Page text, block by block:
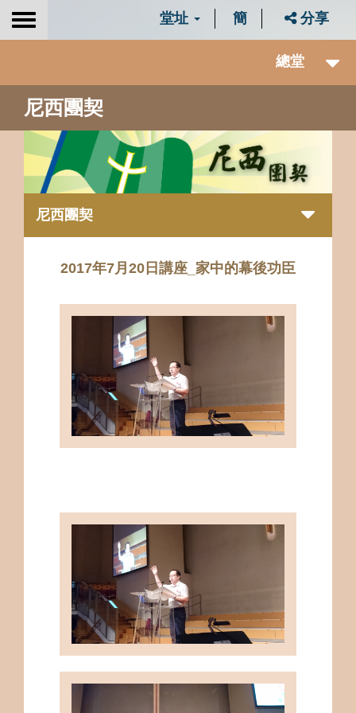
Toggle
堂址 簡 分享
總堂
尼西團契
尼西團契
2017年7月20日講座_家中的幕後功臣